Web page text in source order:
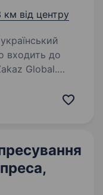
км від центру
входить до
Global.